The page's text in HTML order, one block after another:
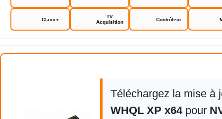
Clavier
TV
Acquisition
Contrôleur
NVIDIA GeForce Driver
Téléchargez la mise à
WHQL XP x64pour